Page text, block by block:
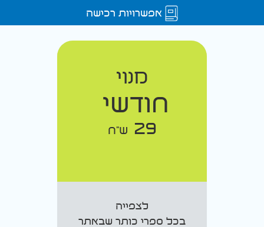
אפשרויות רכישה
מנוי
חודשי
29 ש"ח
לצפייה
בכל ספרי כותר שבאתר